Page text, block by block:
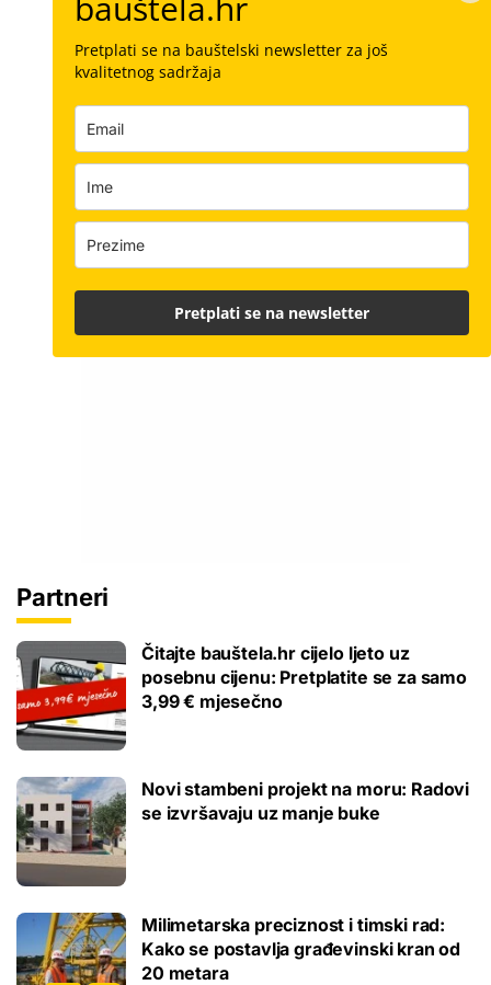
Partneri
Čitajte bauštela.hr cijelo ljeto uz
posebnu cijenu: Pretplatite se za samo
3,99 € mjesečno
Novi stambeni projekt na moru: Radovi
se izvršavaju uz manje buke
Milimetarska preciznost i timski rad:
Kako se postavlja građevinski kran od
20 metara
Pretplati se na bauštelski newsletter za još
kvalitetnog sadržaja
Pretplati se na newsletter